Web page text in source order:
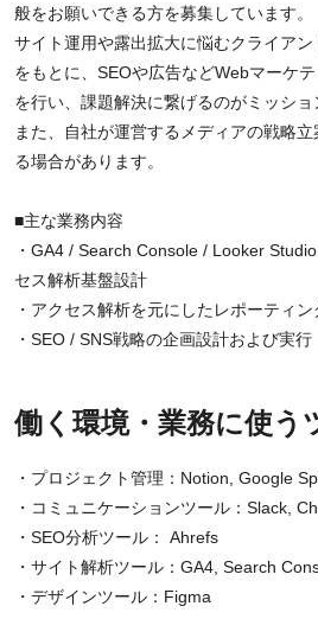
般をお願いできる方を募集しています。
サイト運用や露出拡大に悩むクライア
をもとに、SEOや広告などWebマーケ
を行い、課題解決に繋げるのがミッショ
また、自社が運営するメディアの戦略
る場合があります。
■主な業務内容
・GA4 / Search Console / Looker
セス解析基盤設計
・アクセス解析を元にしたレポーティ
・SEO / SNS戦略の企画設計および実行
働く環境・業務に使う
・プロジェクト管理：Notion, Google
・コミュニケーションツール：Slack,
・SEO分析ツール： Ahrefs
・サイト解析ツール：GA4, Search
・デザインツール：Figma